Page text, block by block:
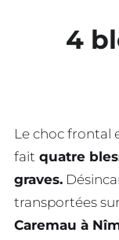
4
Le choc frontal
fait quatre
graves.
transportées
Caremau à